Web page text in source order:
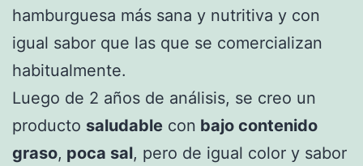
hamburguesa más sana y nutritiva y con
igual sabor que las que se comercializan
habitualmente.
Luego de 2 años de análisis, se creo un
producto saludable con bajo contenido
graso, poca sal, pero de igual color y sabor